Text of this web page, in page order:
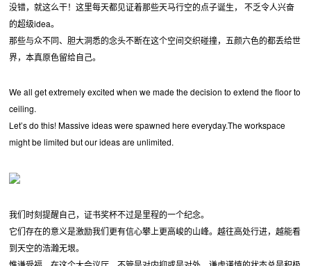
没错，就这么干！这里每天都见证着那些天马行空的点子诞生， 不乏令人兴奋
的超级idea。
那些与众不同、胆大洞悉的念头不断在这个空间交织碰撞，五颜六色的都丢给世
界，本真原色留给自己。
We all get extremely excited when we made the decision to extend the floor to
ceiling.
Let’s do this! Massive ideas were spawned here everyday.The workspace
might be limited but our ideas are unlimited.
我们时刻提醒自己，证书奖杯不过是里程的一个纪念。
它们存在的意义是激励我们更有信心攀上更高峻的山峰。越往高处行进，越能看
到天空的浩瀚无垠。